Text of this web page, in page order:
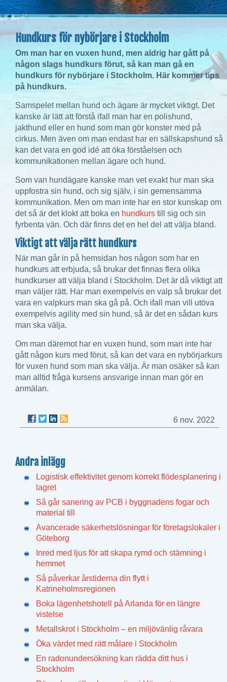
Hundkurs för nybörjare i Stockholm
Om man har en vuxen hund, men aldrig har gått på
någon slags hundkurs förut, så kan man gå en
hundkurs för nybörjare i Stockholm. Här kommer tips
på hundkurs.
Samspelet mellan hund och ägare är mycket viktigt. Det
kanske är lätt att förstå ifall man har en polishund,
jakthund eller en hund som man gör konster med på
cirkus. Men även om man endast har en sällskapshund så
kan det vara en god idé att öka förståelsen och
kommunikationen mellan ägare och hund.
Som van hundägare kanske man vet exakt hur man ska
uppfostra sin hund, och sig själv, i sin gemensamma
kommunikation. Men om man inte har en stor kunskap om
det så är det klokt att boka en hundkurs till sig och sin
fyrbenta vän. Och där finns det en hel del att välja bland.
Viktigt att välja rätt hundkurs
När man går in på hemsidan hos någon som har en
hundkurs att erbjuda, så brukar det finnas flera olika
hundkurser att välja bland i Stockholm. Det är då viktigt att
man väljer rätt. Har man exempelvis en valp så brukar det
vara en valpkurs man ska gå på. Och ifall man vill utöva
exempelvis agility med sin hund, så är det en sådan kurs
man ska välja.
Om man däremot har en vuxen hund, som man inte har
gått någon kurs med förut, så kan det vara en nybörjarkurs
för vuxen hund som man ska välja. Är man osäker så kan
man alltid fråga kursens ansvarige innan man gör en
anmälan.
6 nov. 2022
Andra inlägg
Logistisk effektivitet genom korrekt flödesplanering i
lagret
Så går sanering av PCB i byggnadens fogar och
material till
Avancerade säkerhetslösningar för företagslokaler i
Göteborg
Inred med ljus för att skapa rymd och stämning i
hemmet
Så påverkar årstiderna din flytt i
Katrineholmsregionen
Boka lägenhetshotell på Arlanda för en längre
vistelse
Metallskrot i Stockholm – en miljövänlig råvara
Öka värdet med rätt målare i Stockholm
En radonundersökning kan rädda ditt hus i
Stockholm